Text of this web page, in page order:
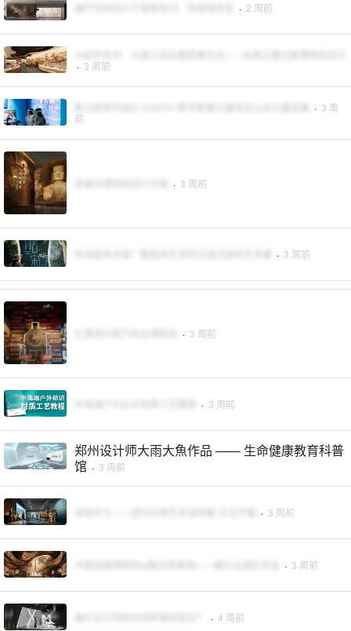
· 2 周前
· 3 周前
· 3 周
前
· 3 周前
· 3 周前
· 3 周前
· 3 周前
郑州设计师大雨大魚作品 —— 生命健康教育科普
馆 · 3 周前
· 3 周前
· 3 周前
· 4 周前